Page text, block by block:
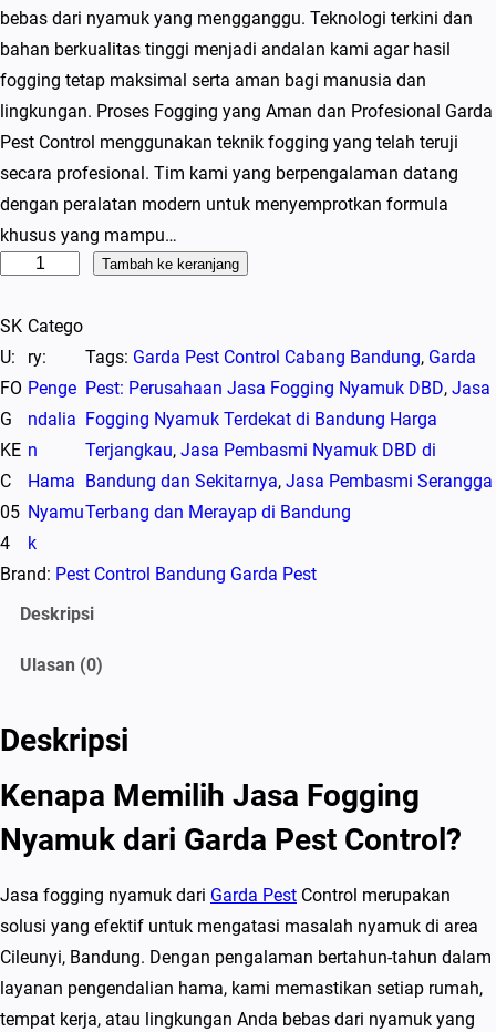
bebas dari nyamuk yang mengganggu. Teknologi terkini dan
bahan berkualitas tinggi menjadi andalan kami agar hasil
fogging tetap maksimal serta aman bagi manusia dan
lingkungan. Proses Fogging yang Aman dan Profesional Garda
Pest Control menggunakan teknik fogging yang telah teruji
secara profesional. Tim kami yang berpengalaman datang
dengan peralatan modern untuk menyemprotkan formula
khusus yang mampu…
a
n
t
i
t
a
s
J
a
g
n
g
N
a
m
u
Tambah ke keranjang
SK
U:
FO
G
KE
C
05
4
Catego
ry:
Penge
ndalia
n
Hama
Nyamu
k
Tags: Garda Pest Control Cabang Bandung, Garda
Pest: Perusahaan Jasa Fogging Nyamuk DBD, Jasa
Fogging Nyamuk Terdekat di Bandung Harga
Terjangkau, Jasa Pembasmi Nyamuk DBD di
Bandung dan Sekitarnya, Jasa Pembasmi Serangga
Terbang dan Merayap di Bandung
Brand: Pest Control Bandung Garda Pest
Deskripsi
Ulasan (0)
Deskripsi
Kenapa Memilih Jasa Fogging
Nyamuk dari Garda Pest Control?
Jasa fogging nyamuk dari Garda Pest Control merupakan
solusi yang efektif untuk mengatasi masalah nyamuk di area
Cileunyi, Bandung. Dengan pengalaman bertahun-tahun dalam
layanan pengendalian hama, kami memastikan setiap rumah,
tempat kerja, atau lingkungan Anda bebas dari nyamuk yang